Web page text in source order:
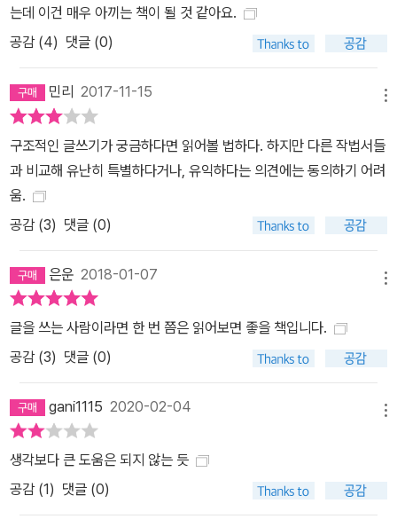
는데 이건 매우 아끼는 책이 될 것 같아요.
공감 (4) 댓글 (0)
민리 2017-11-15
구조적인 글쓰기가 궁금하다면 읽어볼 법하다. 하지만 다른 작법서들
과 비교해 유난히 특별하다거나, 유익하다는 의견에는 동의하기 어려
움.
공감 (3) 댓글 (0)
은운 2018-01-07
글을 쓰는 사람이라면 한 번 쯤은 읽어보면 좋을 책입니다.
공감 (3) 댓글 (0)
gani1115 2020-02-04
생각보다 큰 도움은 되지 않는 듯
공감 (1) 댓글 (0)